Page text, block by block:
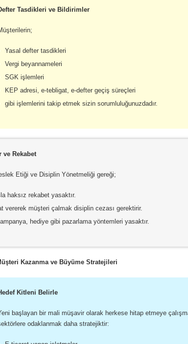
Tasdikleri ve Bildirimler
Yasal defter tasdikleri
Vergi beyannameleri
SGK işlemleri
KEP adresi, e-tebligat, e-defter geçiş süreçleri
gibi işlemlerini takip etmek sizin sorumluluğunuzdadır.
ve Rekabet
Etiği ve Disiplin Yönetmeliği gereği;
haksız rekabet yasaktır.
vererek müşteri çalmak disiplin cezası gerektirir.
hediye gibi pazarlama yöntemleri yasaktır.
Kazanma ve Büyüme Stratejileri
Kitleni Belirle
başlayan bir mali müşavir olarak herkese hitap etmeye
odaklanmak daha stratejiktir: